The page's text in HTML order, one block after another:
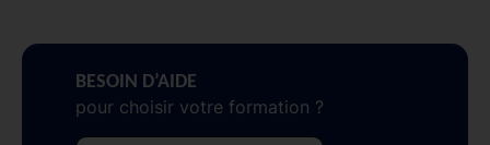
BESOIN D’AIDE
pour choisir votre formation ?